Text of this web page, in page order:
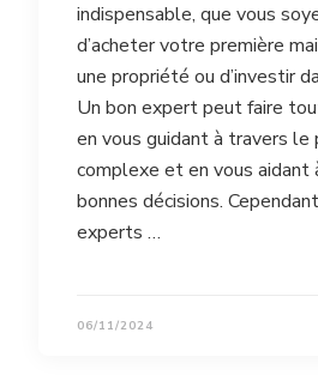
indispensable, que vous
d’acheter votre première
une propriété ou d’investir
Un bon expert peut faire
en vous guidant à travers le
complexe et en vous aidant
bonnes décisions.
experts …
06/11/2024